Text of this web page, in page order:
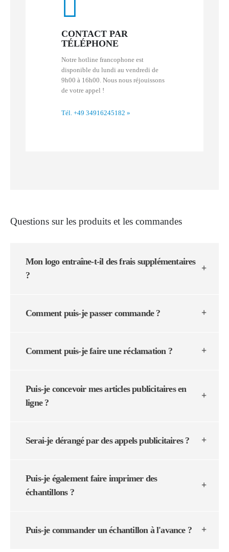
CONTACT PAR
TÉLÉPHONE
Notre hotline francophone est
disponible du lundi au vendredi de
9h00 à 16h00. Nous nous réjouissons
de votre appel !
Tél. +49 34916245182 »
Questions sur les produits et les commandes
Mon logo entraîne-t-il des frais supplémentaires
?
Comment puis-je passer commande ?
Comment puis-je faire une réclamation ?
Puis-je concevoir mes articles publicitaires en
ligne ?
Serai-je dérangé par des appels publicitaires ?
Puis-je également faire imprimer des
échantillons ?
Puis-je commander un échantillon à l'avance ?